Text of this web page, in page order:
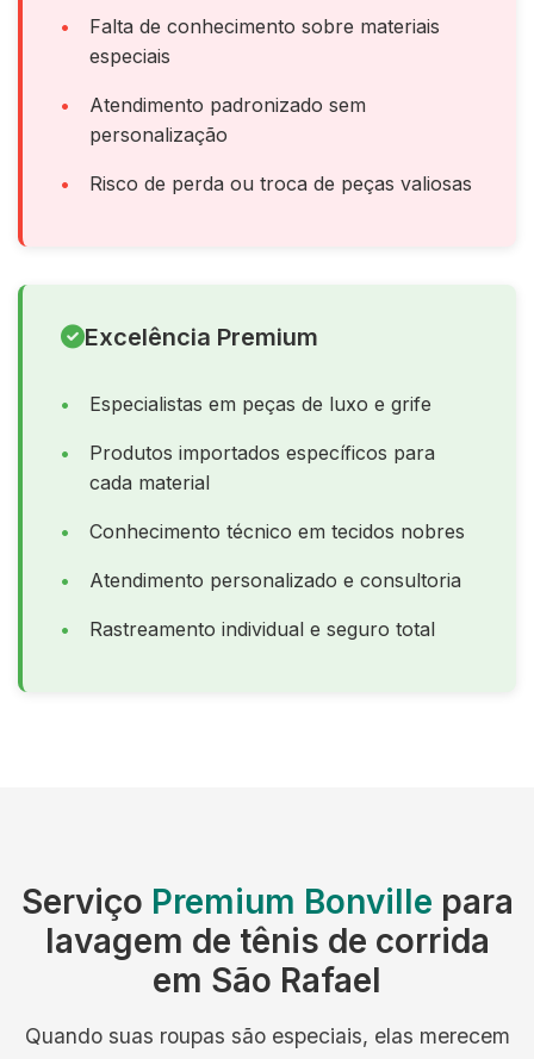
Falta de conhecimento sobre materiais
especiais
Atendimento padronizado sem
personalização
Risco de perda ou troca de peças valiosas
Excelência Premium
Especialistas em peças de luxo e grife
Produtos importados específicos para
cada material
Conhecimento técnico em tecidos nobres
Atendimento personalizado e consultoria
Rastreamento individual e seguro total
Serviço Premium Bonville para
lavagem de tênis de corrida
em São Rafael
Quando suas roupas são especiais, elas merecem